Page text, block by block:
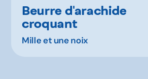
Beurre d'arachide
croquant
Mille et une noix